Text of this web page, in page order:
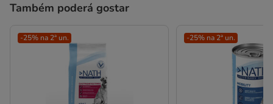
Também poderá gostar
-25% na 2ª un. -25% na 2ª un.